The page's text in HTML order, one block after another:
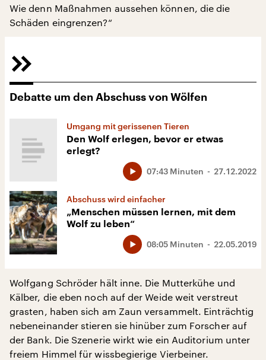
Wie denn Maßnahmen aussehen können, die die
Schäden eingrenzen?“
Debatte um den Abschuss von Wölfen
Umgang mit gerissenen Tieren
Den Wolf erlegen, bevor er etwas
erlegt?
27.12.2022
07:43 Minuten
Abschuss wird einfacher
„Menschen müssen lernen, mit dem
Wolf zu leben“
22.05.2019
08:05 Minuten
Wolfgang Schröder hält inne. Die Mutterkühe und
Kälber, die eben noch auf der Weide weit verstreut
grasten, haben sich am Zaun versammelt. Einträchtig
nebeneinander stieren sie hinüber zum Forscher auf
der Bank. Die Szenerie wirkt wie ein Auditorium unter
freiem Himmel für wissbegierige Vierbeiner.